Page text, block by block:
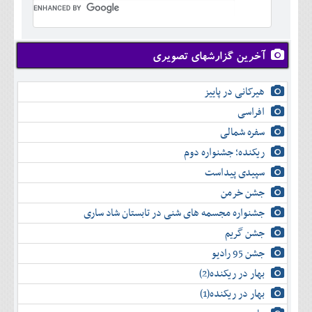
دی
بهمن
اسفند
آبان
آذر
دی
بهمن
اسفند
شهريور
مهر
آبان
آذر
دی
بهمن
اسفند
تير
مرداد
شهريور
مهر
آبان
آذر
دی
بهمن
اسفند
آخرین گزارشهای تصویری
هیرکانی در پاییز
افراسی
سفره شمالی
ریکنده؛ جشنواره دوم
سپیدی پیداست
جشن خرمن
جشنواره مجسمه های شنی در تابستان شاد ساری
جشن گریم
جشن 95 رادیو
بهار در ریکنده(2)
بهار در ریکنده(1)